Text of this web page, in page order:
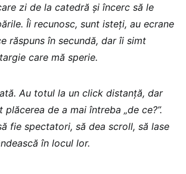
zi de la catedră și încerc să le
Îi recunosc, sunt isteți, au ecrane
răspuns în secundă, dar îi simt
care mă sperie.
Au totul la un click distanță, dar
de a mai întreba „de ce?”.
fie spectatori, să dea scroll, să lase
în locul lor.